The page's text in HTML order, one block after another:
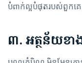
បំពាក់ល្អបំផុតរបស់ពួកគ
៣. អត្ថន័យខា